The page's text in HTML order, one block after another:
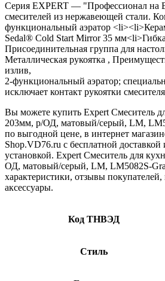
Серия EXPERT — "Профессионал на
смесителей из нержавеющей стали.
функциональный аэратор
Sedal® Cold Start Mirror 35
Присоединительная группа для
Металлическая рукоятка ,
излив,
2-функциональный аэратор;
исключает контакт рукоятки
Вы можете купить Expert Смеситель
203мм, р/ОД, матовый/серый, LM,
по выгодной цене, в интернет
Shop.VD76.ru с бесплатной доставкой
установкой. Expert Смеситель для
ОД, матовый/серый, LM, LM5082S-
характеристики, отзывы
аксессуары.
Код ТНВЭД
Стиль